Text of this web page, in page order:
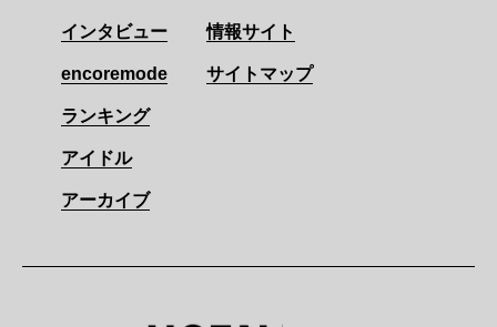
インタビュー
encoremode
ランキング
アイドル
アーカイブ
情報サイト
サイトマップ